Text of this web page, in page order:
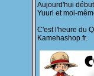
Aujourd'hui
Yuuri et moi-
C'est l'heure du
Kamehashop.fr.